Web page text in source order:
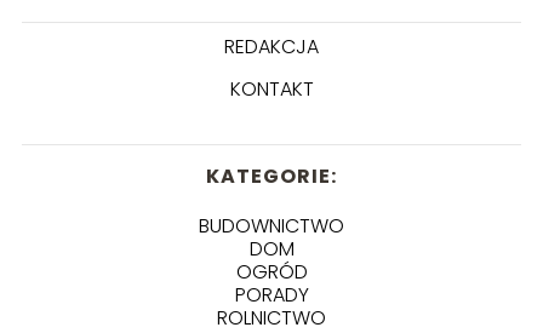
REDAKCJA
KONTAKT
KATEGORIE:
BUDOWNICTWO
DOM
OGRÓD
PORADY
ROLNICTWO